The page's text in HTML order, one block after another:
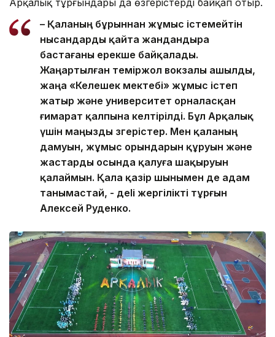
Арқалық тұрғындары да өзгерістерді байқап отыр.
– Қаланың бұрыннан жұмыс істемейтін
нысандарды қайта жандандыра
бастағаны ерекше байқалады.
Жаңартылған теміржол вокзалы ашылды,
жаңа «Келешек мектебі» жұмыс істеп
жатыр және университет орналасқан
ғимарат қалпына келтірілді. Бұл Арқалық
үшін маңызды өзгерістер. Мен қаланың
дамуын, жұмыс орындарын құруын және
жастарды осында қалуға шақыруын
қалаймын. Қала қазір шынымен де адам
танымастай, - деlі жергілікті тұрғын
Алексей Руденко.